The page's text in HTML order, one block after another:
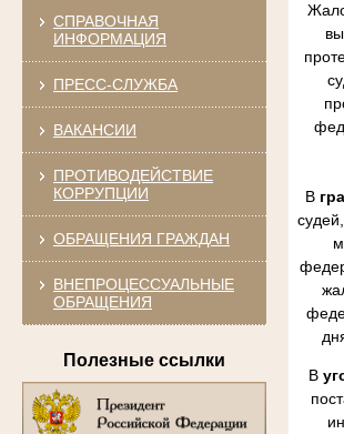
СПРАВОЧНАЯ
ИНФОРМАЦИЯ
ПРЕСС-СЛУЖБА
ВАКАНСИИ
ПРОТИВОДЕЙСТВИЕ
КОРРУПЦИИ
ОБРАЩЕНИЯ ГРАЖДАН
ВНЕПРОЦЕССУАЛЬНЫЕ
ОБРАЩЕНИЯ
Полезные ссылки
В
В